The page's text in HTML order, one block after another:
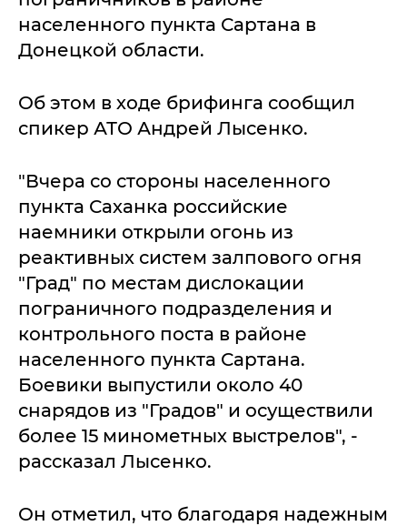
населенного пункта Сартана в
Донецкой области.
Об этом в ходе брифинга сообщил
спикер АТО Андрей Лысенко.
"Вчера со стороны населенного
пункта Саханка российские
наемники открыли огонь из
реактивных систем залпового огня
"Град" по местам дислокации
пограничного подразделения и
контрольного поста в районе
населенного пункта Сартана.
Боевики выпустили около 40
снарядов из "Градов" и осуществили
более 15 минометных выстрелов", -
рассказал Лысенко.
Он отметил, что благодаря надежным